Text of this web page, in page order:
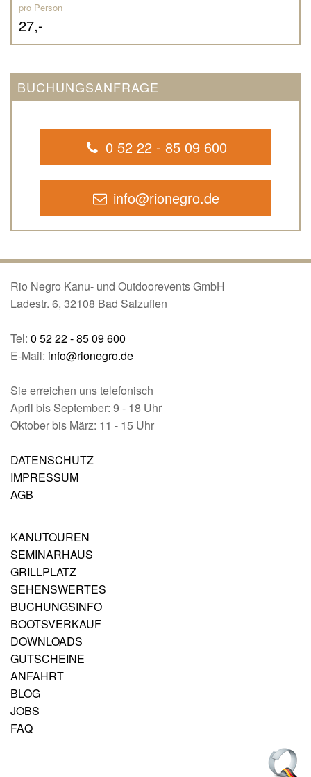
pro Person
27,-
BUCHUNGSANFRAGE
0 52 22 - 85 09 600
info@rionegro.de
Rio Negro Kanu- und Outdoorevents GmbH
Ladestr. 6, 32108 Bad Salzuflen
Tel: 0 52 22 - 85 09 600
E-Mail: info@rionegro.de
Sie erreichen uns telefonisch
April bis September: 9 - 18 Uhr
Oktober bis März: 11 - 15 Uhr
DATENSCHUTZ
IMPRESSUM
AGB
KANUTOUREN
SEMINARHAUS
GRILLPLATZ
SEHENSWERTES
BUCHUNGSINFO
BOOTSVERKAUF
DOWNLOADS
GUTSCHEINE
ANFAHRT
BLOG
JOBS
FAQ